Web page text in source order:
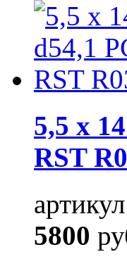
5,5 x
RST
5800